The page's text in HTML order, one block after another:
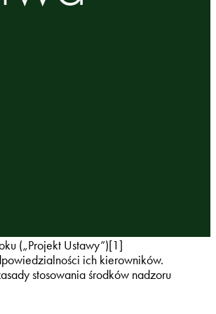
(„Projekt Ustawy”)[1]
ich kierowników.
stosowania środków nadzoru